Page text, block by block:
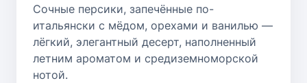
Сочные персики, запечённые по-
итальянски с мёдом, орехами и ванилью —
лёгкий, элегантный десерт, наполненный
летним ароматом и средиземноморской
нотой.